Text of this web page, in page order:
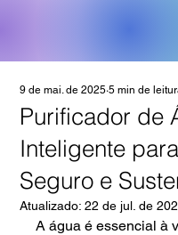
Purificador de
Inteligente
Seguro e
9 de mai. de 2025 5 min de
Atualizado:22 de jul. de
A água é essencial à